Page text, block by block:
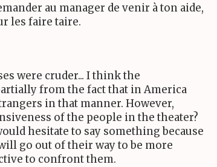
au manager de venir à ton aide,
les faire taire.
were cruder... I think the
from the fact that in America
in that manner. However,
of the people in the theater?
hesitate to say something because
go out of their way to be more
to confront them.